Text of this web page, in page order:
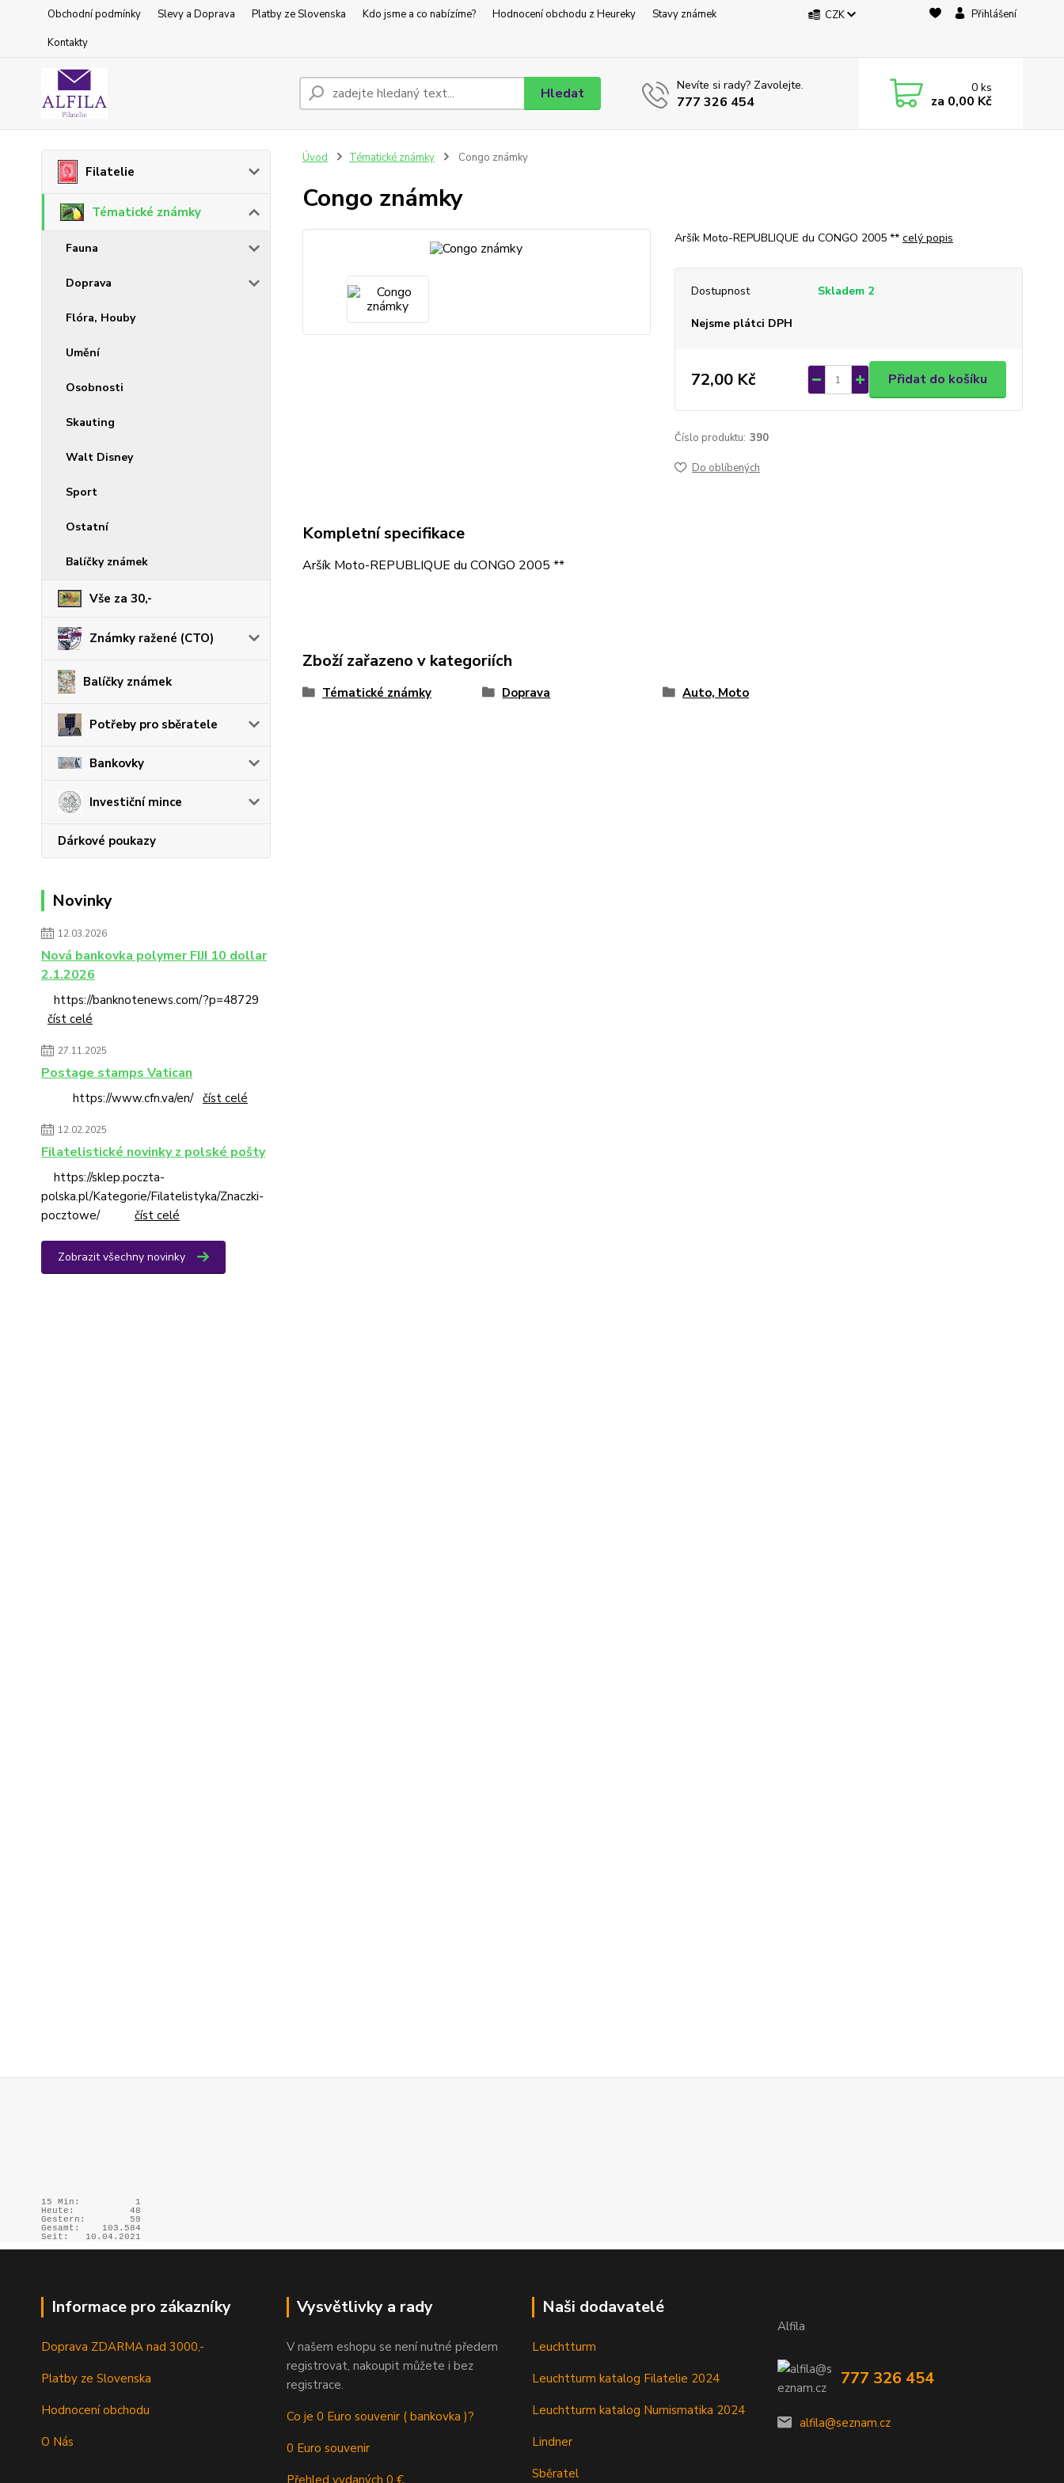
Obchodní podmínky Slevy a Doprava Platby ze Slovenska Kdo jsme a co nabízíme? Hodnocení obchodu z Heureky
Stavy známek
Kontakty
CZK Přihlášení
Hledat Nevíte si rady? Zavolejte.
777 326 454
0ks
za 0,00 Kč
Filatelie
Tématické známky
Fauna
Doprava
Flóra, Houby
Umění
Osobnosti
Skauting
Walt Disney
Sport
Ostatní
Balíčky známek
Vše za 30,-
Známky ražené (CTO)
Balíčky známek
Potřeby pro sběratele
Bankovky
Investiční mince
Dárkové poukazy
Novinky
12.03.2026
Nová bankovka polymer FIJI 10 dollar
2.1.2026
https://banknotenews.com/?p=48729
číst celé
27.11.2025
Postage stamps Vatican
https://www.cfn.va/en/ číst celé
12.02.2025
Filatelistické novinky z polské pošty
https://sklep.poczta-
polska.pl/Kategorie/Filatelistyka/Znaczki-
pocztowe/ číst celé
Zobrazit všechny novinky
Úvod Tématické známky Congo známky
Congo známky
Aršík Moto-REPUBLIQUE du CONGO 2005 ** celý popis
Dostupnost Skladem 2
Nejsme plátci DPH
72,00 Kč Přidat do košíku
Číslo produktu: 390
Do oblíbených
Kompletní specifikace
Aršík Moto-REPUBLIQUE du CONGO 2005 **
Zboží zařazeno v kategoriích
Tématické známky Doprava Auto, Moto
15 Min:
1
Heute:
48
Gestern:
59
Gesamt:
103.584
Seit:
10.04.2021
Informace pro zákazníky
Doprava ZDARMA nad 3000,-
Platby ze Slovenska
Hodnocení obchodu
O Nás
Vysvětlivky a rady
V našem eshopu se není nutné předem
registrovat, nakoupit můžete i bez
registrace.
Co je 0 Euro souvenir ( bankovka )?
0 Euro souvenir
Přehled vydaných 0 €
Naši dodavatelé
Leuchtturm
Leuchtturm katalog Filatelie 2024
Leuchtturm katalog Numismatika 2024
Lindner
Sběratel
Alfila
777 326 454
alfila@seznam.cz